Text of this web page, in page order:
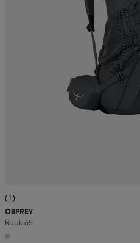
(1)
OSPREY
Rook 65